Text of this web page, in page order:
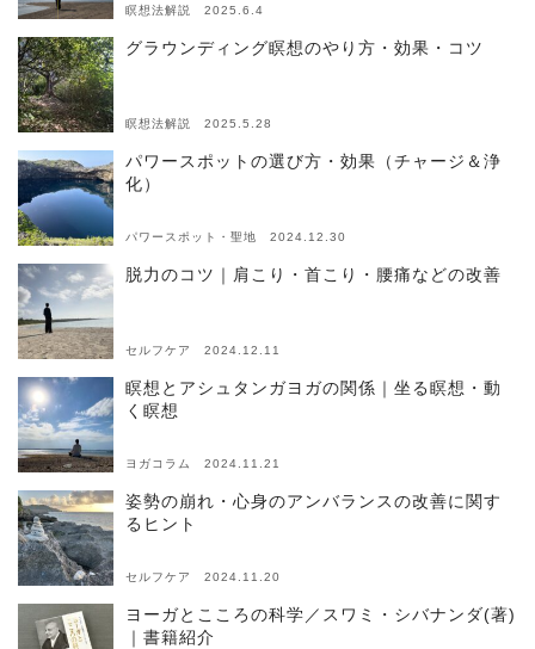
瞑想法解説 2025.6.4
グラウンディング瞑想のやり方・効果・コツ
瞑想法解説 2025.5.28
パワースポットの選び方・効果（チャージ＆浄
化）
パワースポット・聖地 2024.12.30
脱力のコツ｜肩こり・首こり・腰痛などの改善
セルフケア 2024.12.11
瞑想とアシュタンガヨガの関係｜坐る瞑想・動
く瞑想
ヨガコラム 2024.11.21
姿勢の崩れ・心身のアンバランスの改善に関す
るヒント
セルフケア 2024.11.20
ヨーガとこころの科学／スワミ・シバナンダ(著)
｜書籍紹介